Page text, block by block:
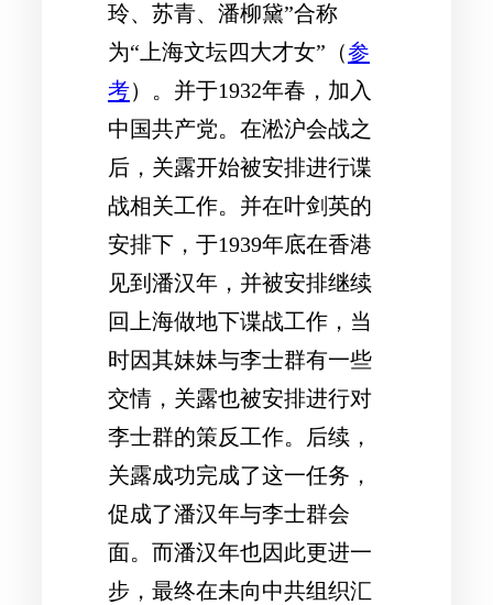
玲、苏青、潘柳黛”合称
为“上海文坛四大才女”（参
考）。并于1932年春，加入
中国共产党。在淞沪会战之
后，关露开始被安排进行谍
战相关工作。并在叶剑英的
安排下，于1939年底在香港
见到潘汉年，并被安排继续
回上海做地下谍战工作，当
时因其妹妹与李士群有一些
交情，关露也被安排进行对
李士群的策反工作。后续，
关露成功完成了这一任务，
促成了潘汉年与李士群会
面。而潘汉年也因此更进一
步，最终在未向中共组织汇